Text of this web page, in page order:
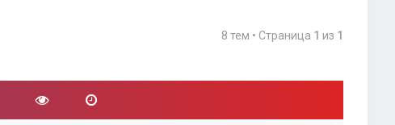
8 тем • Страница 1 из 1